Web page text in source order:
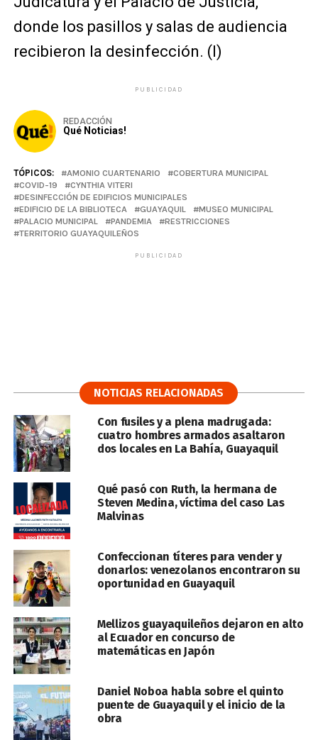
donde los pasillos y salas de audiencia
recibieron la desinfección. (I)
PUBLICIDAD
REDACCIÓN
Qué Noticias!
TÓPICOS: AMONIO CUARTENARIO
COBERTURA MUNICIPAL
COVID-19
CYNTHIA VITERI
DESINFECCIÓN DE EDIFICIOS MUNICIPALES
EDIFICIO DE LA BIBLIOTECA
GUAYAQUIL
MUSEO MUNICIPAL
PALACIO MUNICIPAL
PANDEMIA
RESTRICCIONES
TERRITORIO GUAYAQUILEÑOS
PUBLICIDAD
NOTICIAS RELACIONADAS
Con fusiles y a plena madrugada:
cuatro hombres armados asaltaron
dos locales en La Bahía, Guayaquil
Qué pasó con Ruth, la hermana de
Steven Medina, víctima del caso Las
Malvinas
Confeccionan títeres para vender y
donarlos: venezolanos encontraron su
oportunidad en Guayaquil
Mellizos guayaquileños dejaron en alto
al Ecuador en concurso de
matemáticas en Japón
Daniel Noboa habla sobre el quinto
puente de Guayaquil y el inicio de la
obra